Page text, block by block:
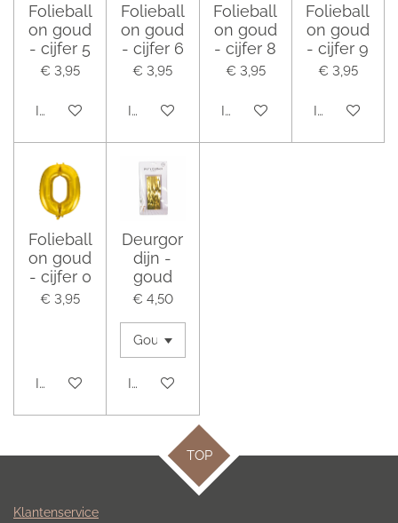
Folieball
on goud
- cijfer 5
€ 3,95
In winkelwagen
Folieball
on goud
- cijfer 6
€ 3,95
In winkelwagen
Folieball
on goud
- cijfer 8
€ 3,95
In winkelwagen
Folieball
on goud
- cijfer 9
€ 3,95
In
Folieball
on goud
- cijfer 0
€ 3,95
In winkelwagen
Deurgor
dijn -
goud
€ 4,50
In winkelwagen
TOP
Klantenservice